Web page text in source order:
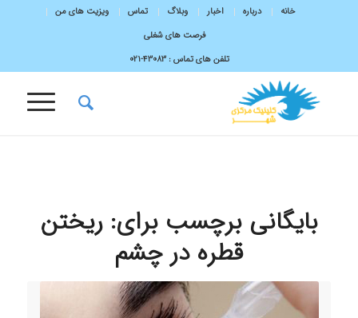
خانه درباره اخبار وبلاگ تماس
ویزیت های من
فرصت های شغلی
تلفن های تماس :43083-۰۲۱
بایگانی برچسب برای: ریختن
قطره در چشم